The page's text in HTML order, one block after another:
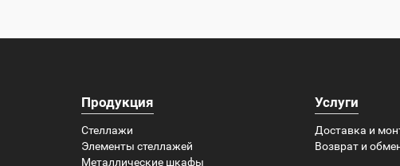
Продукция
Стеллажи
Элементы стеллажей
Металлические шкафы
Услуги
Доставка и
Возврат и